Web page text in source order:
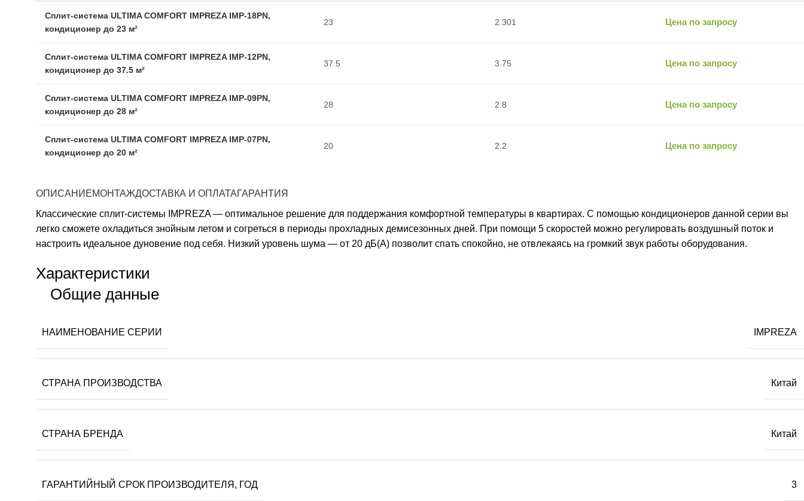
Сплит-система ULTIMA COMFORT IMPREZA IMP-18PN,
кондиционер до 23 м²
23 2.301 Цена по запросу
Сплит-система ULTIMA COMFORT IMPREZA IMP-12PN,
кондиционер до 37.5 м²
37.5 3.75 Цена по запросу
Сплит-система ULTIMA COMFORT IMPREZA IMP-09PN,
кондиционер до 28 м²
28 2.8 Цена по запросу
Сплит-система ULTIMA COMFORT IMPREZA IMP-07PN,
кондиционер до 20 м²
20 2.2 Цена по запросу
ОПИСАНИЕМОНТАЖДОСТАВКА И ОПЛАТАГАРАНТИЯ
Классические сплит-системы IMPREZA — оптимальное решение для поддержания комфортной температуры в квартирах. С помощью кондиционеров данной серии вы
легко сможете охладиться знойным летом и согреться в периоды прохладных демисезонных дней. При помощи 5 скоростей можно регулировать воздушный поток и
настроить идеальное дуновение под себя. Низкий уровень шума — от 20 дБ(А) позволит спать спокойно, не отвлекаясь на громкий звук работы оборудования.
Характеристики
Общие данные
НАИМЕНОВАНИЕ СЕРИИ IMPREZA
СТРАНА ПРОИЗВОДСТВА Китай
СТРАНА БРЕНДА Китай
ГАРАНТИЙНЫЙ СРОК ПРОИЗВОДИТЕЛЯ, ГОД 3